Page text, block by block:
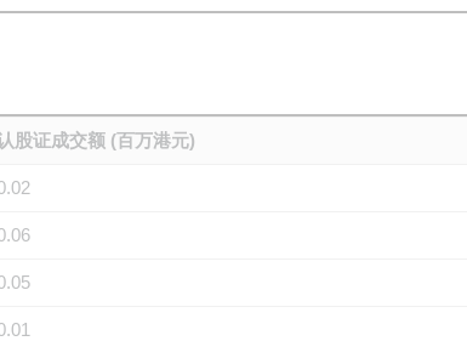
股证成交额 (百万港元)